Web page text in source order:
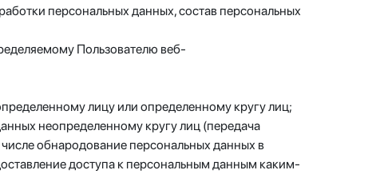
персональных данных, состав персональных
Пользователю веб-
лицу или определенному кругу лиц;
неопределенному кругу лиц (передача
обнародование персональных данных в
доступа к персональным данным каким-